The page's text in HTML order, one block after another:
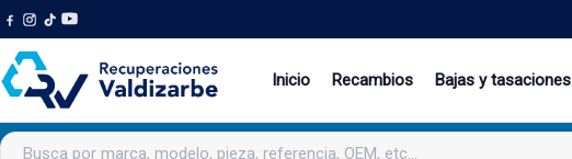
Inicio Recambios Bajas y tasaciones
Buscar productos